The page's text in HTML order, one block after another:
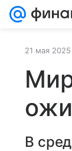
21 мая 2025
В